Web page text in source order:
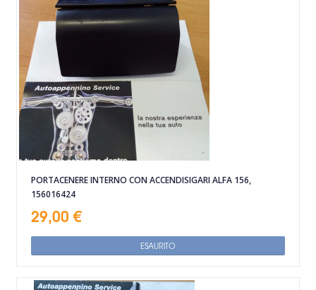
PORTACENERE INTERNO CON ACCENDISIGARI ALFA 156,
156016424
29,00 €
ESAURITO